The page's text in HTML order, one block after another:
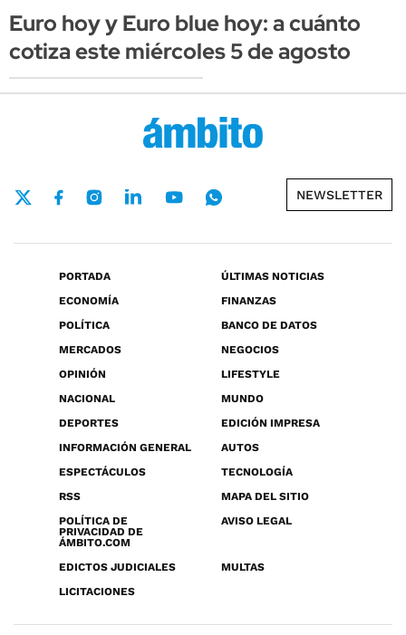
Euro hoy y Euro blue hoy: a cuánto
cotiza este miércoles 5 de agosto
NEWSLETTER
PORTADA
ÚLTIMAS NOTICIAS
ECONOMÍA
FINANZAS
POLÍTICA
BANCO DE DATOS
MERCADOS
NEGOCIOS
OPINIÓN
LIFESTYLE
NACIONAL
MUNDO
DEPORTES
EDICIÓN IMPRESA
INFORMACIÓN GENERAL
AUTOS
ESPECTÁCULOS
TECNOLOGÍA
RSS
MAPA DEL SITIO
POLÍTICA DE
PRIVACIDAD DE
ÁMBITO.COM
AVISO LEGAL
EDICTOS JUDICIALES
MULTAS
LICITACIONES